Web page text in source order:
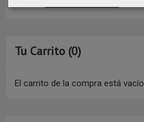
Tu Carrito (0)
El carrito de la compra está vacío